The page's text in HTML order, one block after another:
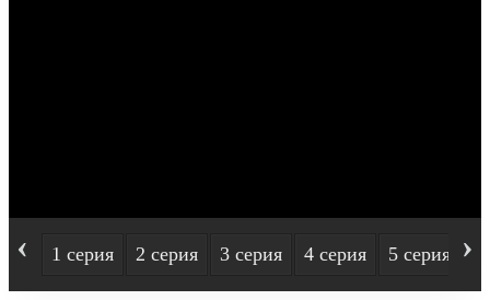
‹ 1 серия 2 серия 3 серия 4 серия 5 серия ›